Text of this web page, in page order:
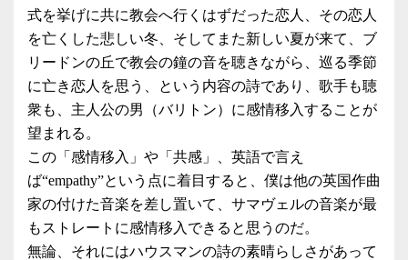
式を挙げに共に教会へ行くはずだった恋人、その恋人
を亡くした悲しい冬、そしてまた新しい夏が来て、ブ
リードンの丘で教会の鐘の音を聴きながら、巡る季節
に亡き恋人を思う、という内容の詩であり、歌手も聴
衆も、主人公の男（バリトン）に感情移入することが
望まれる。
この「感情移入」や「共感」、英語で言え
ば“empathy”という点に着目すると、僕は他の英国作曲
家の付けた音楽を差し置いて、サマヴェルの音楽が最
もストレートに感情移入できると思うのだ。
無論、それにはハウスマンの詩の素晴らしさがあって